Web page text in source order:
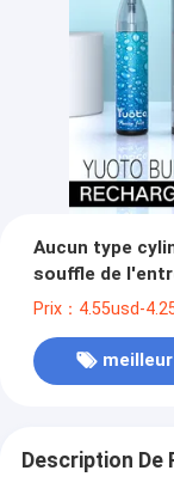
Aucun type
souffle de
Prix：4.55usd-
Description De